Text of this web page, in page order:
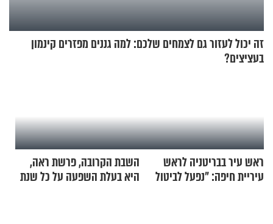
זה יכול לעזור גם לצמחים שלכם: למה גננים מפזרים קינמון
בעציצים?
ראש עיר בבריטניה לראש
עיריית חיפה: ״נפעל לביטול
השבת הקרובה, פרשת ראה,
היא בעלת השפעה על כל שנת